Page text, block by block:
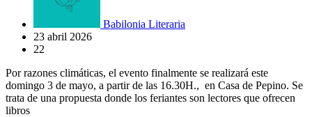
Babilonia Literaria
23 abril 2026
22
Por razones climáticas, el evento finalmente se realizará este
domingo 3 de mayo, a partir de las 16.30H., en Casa de Pepino. Se
trata de una propuesta donde los feriantes son lectores que ofrecen
libros